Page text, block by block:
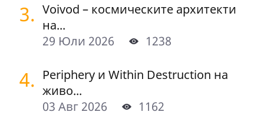
3. Voivod – космическите архитекти
на...
29 Юли 2026
1238
4. Periphery и Within Destruction на
живо...
03 Авг 2026
1162